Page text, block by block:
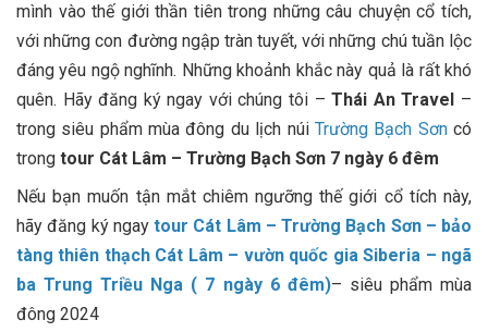
mình vào thế giới thần tiên trong những câu chuyện cổ tích,
với những con đường ngập tràn tuyết, với những chú tuần lộc
đáng yêu ngộ nghĩnh. Những khoảnh khắc này quả là rất khó
quên. Hãy đăng ký ngay với chúng tôi –Thái An Travel –
trong siêu phẩm mùa đông du lịch núi Trường Bạch Sơncó
trong tour Cát Lâm – Trường Bạch Sơn 7 ngày 6 đêm
Nếu bạn muốn tận mắt chiêm ngưỡng thế giới cổ tích này,
hãy đăng ký ngay tour Cát Lâm – Trường Bạch Sơn – bảo
tàng thiên thạch Cát Lâm – vườn quốc gia Siberia – ngã
ba Trung Triều Nga ( 7 ngày 6 đêm)– siêu phẩm mùa
đông 2024